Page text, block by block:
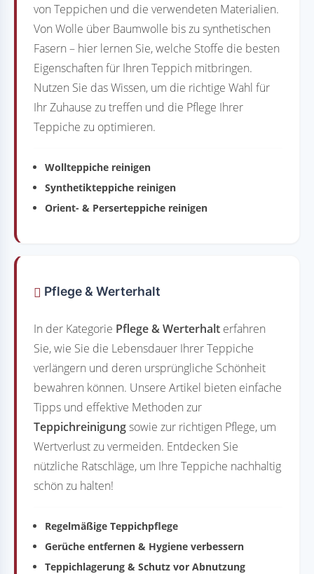
von Teppichen und die verwendeten Materialien.
Von Wolle über Baumwolle bis zu synthetischen
Fasern – hier lernen Sie, welche Stoffe die besten
Eigenschaften für Ihren Teppich mitbringen.
Nutzen Sie das Wissen, um die richtige Wahl für
Ihr Zuhause zu treffen und die Pflege Ihrer
Teppiche zu optimieren.
Wollteppiche reinigen
Synthetikteppiche reinigen
Orient- & Perserteppiche reinigen
Pflege & Werterhalt
In der Kategorie Pflege & Werterhalt erfahren
Sie, wie Sie die Lebensdauer Ihrer Teppiche
verlängern und deren ursprüngliche Schönheit
bewahren können. Unsere Artikel bieten einfache
Tipps und effektive Methoden zur
Teppichreinigungsowie zur richtigen Pflege, um
Wertverlust zu vermeiden. Entdecken Sie
nützliche Ratschläge, um Ihre Teppiche nachhaltig
schön zu halten!
Regelmäßige Teppichpflege
Gerüche entfernen & Hygiene verbessern
Teppichlagerung & Schutz vor Abnutzung